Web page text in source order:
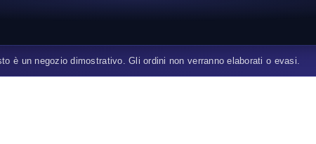
è un negozio dimostrativo. Gli ordini non verranno elaborati o evasi.